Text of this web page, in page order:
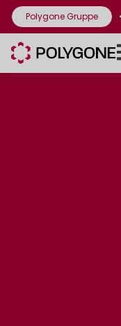
Polygone Gruppe